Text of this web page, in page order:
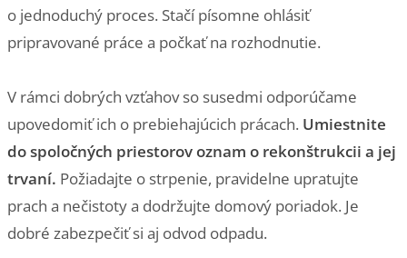
o jednoduchý proces. Stačí písomne ohlásiť
pripravované práce a počkať na rozhodnutie.
V rámci dobrých vzťahov so susedmi odporúčame
upovedomiť ich o prebiehajúcich prácach. Umiestnite
do spoločných priestorov oznam o rekonštrukcii a jej
trvaní. Požiadajte o strpenie, pravidelne upratujte
prach a nečistoty a dodržujte domový poriadok. Je
dobré zabezpečiť si aj odvod odpadu.